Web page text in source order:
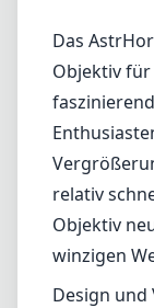
Das
das gut in
vorteilhaft
arbeitet,
25mm f/2.8
und fühlt
zudem
Wahl für
Der